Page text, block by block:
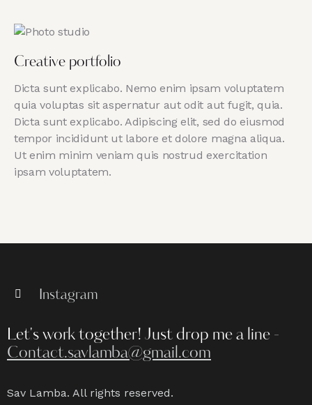
Creative portfolio
Dicta sunt explicabo. Nemo enim ipsam voluptatem
quia voluptas sit aspernatur aut odit aut fugit, quia.
Dicta sunt explicabo. Adipiscing elit, sed do eiusmod
tempor incididunt ut labore et dolore magna aliqua.
Ut enim minim veniam quis nostrud exercitation
ipsam voluptatem.
Instagram
Let's work together! Just drop me a line -
Contact.savlamba@gmail.com
Sav Lamba. All rights reserved.